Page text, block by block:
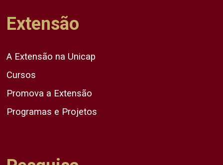
Extensão
A Extensão na Unicap
Cursos
Promova a Extensão
Programas e Projetos